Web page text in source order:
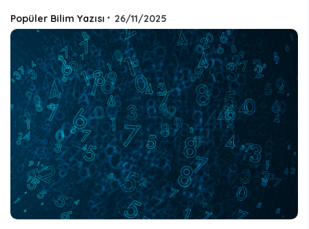
Popüler Bilim Yazısı • 26/11/2025